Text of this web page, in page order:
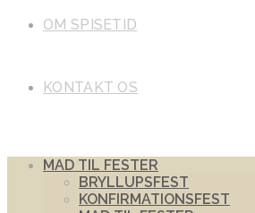
OM SPISETID
KONTAKT OS
MAD TIL FESTER
BRYLLUPSFEST
KONFIRMATIONSFEST